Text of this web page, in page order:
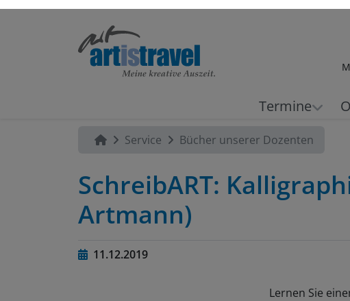
Termine
Service Bücher unserer Dozenten
SchreibART:
Artmann)
11.12.2019
Lernen Sie